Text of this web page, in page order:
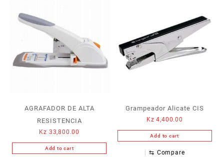
AGRAFADOR DE ALTA
RESISTENCIA
Kz 33,800.00
Add to cart
Grampeador Alicate CIS
Kz 4,400.00
Add to cart
⇆ Compare